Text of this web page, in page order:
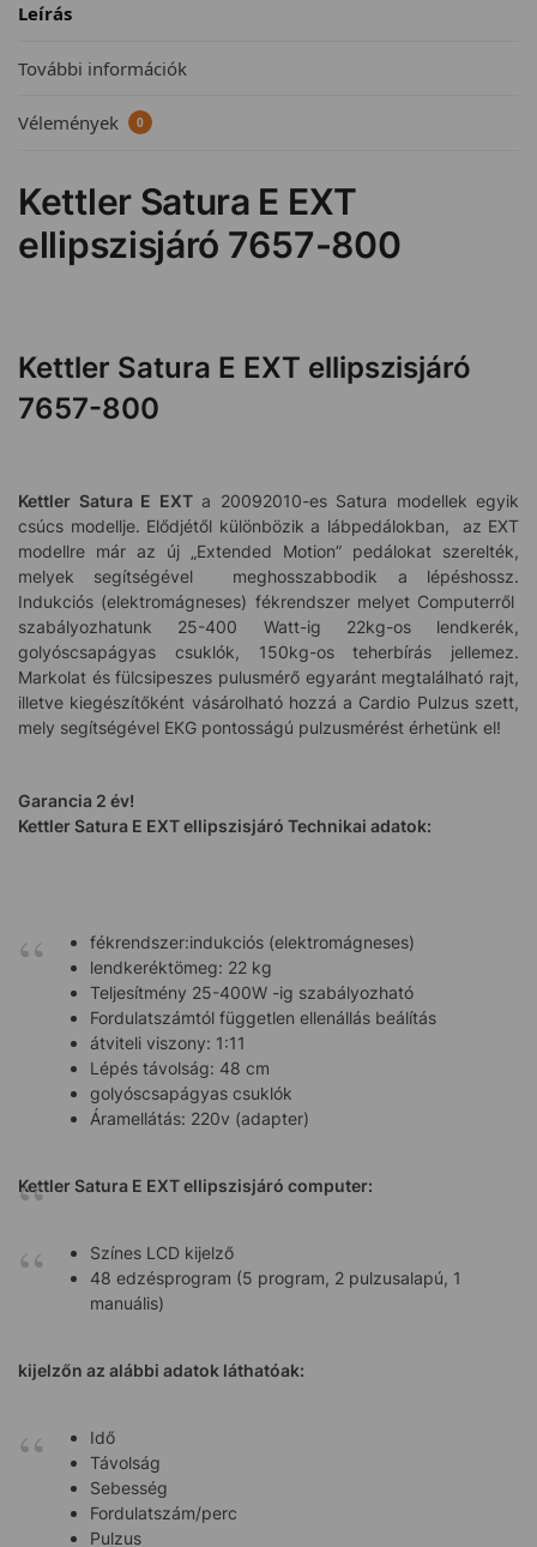
Leírás
További információk
Vélemények 0
Kettler Satura E EXT
ellipszisjáró 7657-800
Kettler Satura E EXT ellipszisjáró
7657-800
Kettler Satura E EXTa 20092010-es Satura modellek egyik
csúcs modellje. Elődjétől különbözik a lábpedálokban, az EXT
modellre már az új „Extended Motion” pedálokat szerelték,
melyek segítségével meghosszabbodik a lépéshossz.
Indukciós (elektromágneses) fékrendszer melyet Computerről
szabályozhatunk 25-400 Watt-ig 22kg-os lendkerék,
golyóscsapágyas csuklók, 150kg-os teherbírás jellemez.
Markolat és fülcsipeszes pulusmérő egyaránt megtalálható rajt,
illetve kiegészítőként vásárolható hozzá a Cardio Pulzus szett,
mely segítségével EKG pontosságú pulzusmérést érhetünk el!
Garancia 2 év!
Kettler Satura E EXT ellipszisjáró Technikai adatok:
fékrendszer:indukciós (elektromágneses)
lendkeréktömeg: 22 kg
Teljesítmény 25-400W -ig szabályozható
Fordulatszámtól független ellenállás beálítás
átviteli viszony: 1:11
Lépés távolság: 48 cm
golyóscsapágyas csuklók
Áramellátás: 220v (adapter)
Kettler Satura E EXT ellipszisjáró computer:
Színes LCD kijelző
48 edzésprogram (5 program, 2 pulzusalapú, 1
manuális)
kijelzőn az alábbi adatok láthatóak:
Idő
Távolság
Sebesség
Fordulatszám/perc
Pulzus